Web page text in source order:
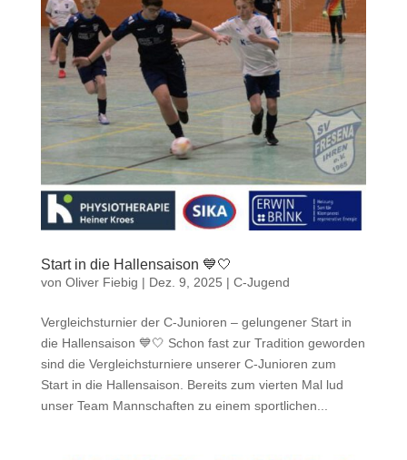
Start in die Hallensaison 💙🤍
von Oliver Fiebig | Dez. 9, 2025 | C-Jugend
Vergleichsturnier der C-Junioren – gelungener Start in
die Hallensaison 💙🤍 Schon fast zur Tradition geworden
sind die Vergleichsturniere unserer C-Junioren zum
Start in die Hallensaison. Bereits zum vierten Mal lud
unser Team Mannschaften zu einem sportlichen...